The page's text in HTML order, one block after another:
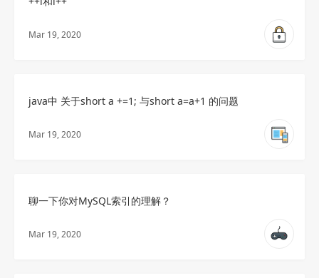
Mar 19, 2020
java中 关于short a +=1; 与short a=a+1 的问题
Mar 19, 2020
聊一下你对MySQL索引的理解？
Mar 19, 2020